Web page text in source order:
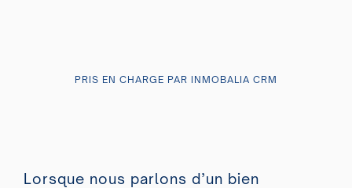
PRIS EN CHARGE PAR INMOBALIA CRM
Lorsque nous parlons d’un bien